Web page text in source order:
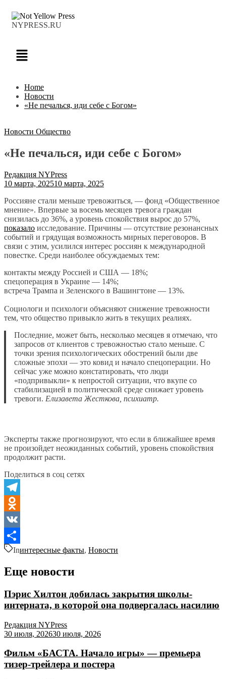
NYPRESS.RU
Home
Новости
«Не печалься, иди себе с Богом»
Новости Общество
«Не печалься, иди себе с Богом»
Редакция NYPress
10 марта, 202510 марта, 2025
Россияне стали меньше тревожиться, — фонд «Общественное
мнение». Впервые за восемь месяцев тревога граждан
снизилась до 36%, а уровень спокойствия вырос до 57%,
показало исследование. Причины — отсутствие резонансных
событий и грядущая возможность мирных переговоров. В
связи с этим, усилился интерес россиян к международной
повестке. Среди наиболее обсуждаемых тем:
контакты между Россией и США — 18%;
спецоперация в Украине — 14%;
встреча Трампа и Зеленского в Вашингтоне — 13%.
Социологи и психологи объясняют снижение тревожности
тем, что общество привыкло жить в текущих реалиях.
Последние, может быть, несколько месяцев я отмечаю, что
запросов от клиентов с тревожностью стало меньше. С
точки зрения психологических обострений были две
сложные эпохи — это ковид и начало спецоперации. Но
сейчас уже можно констатировать, что люди
«подпривыкли» к непростой ситуации, что вкупе со
стабилизацией в политической среде снижает уровень
тревоги. Елизавета Жесткова, психиатр.
Эксперты также прогнозируют, что если в ближайшее время
не произойдет неожиданных событий, уровень спокойствия
продолжит расти.
Поделиться в соц сетях
Telegram
Odnoklassniki
VK
Отправить
Inинтересные факты, Новости
Еще новости
Пэрис Хилтон добилась закрытия школы-
интерната, в которой она подвергалась насилию
Редакция NYPress
30 июля, 202630 июля, 2026
Фильм «БАСТА. Начало игры» — премьера
тизер-трейлера и постера